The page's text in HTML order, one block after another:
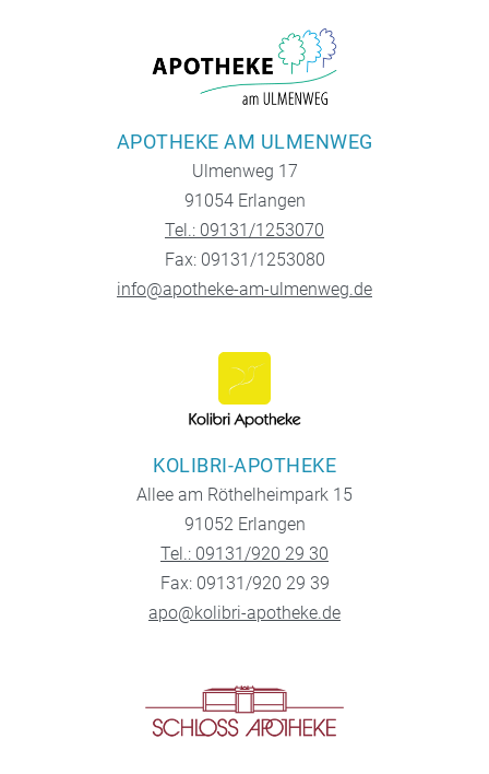
APOTHEKE AM ULMENWEG
Ulmenweg 17
91054 Erlangen
Tel.: 09131/1253070
Fax: 09131/1253080
info@apotheke-am-ulmenweg.de
KOLIBRI-APOTHEKE
Allee am Röthelheimpark 15
91052 Erlangen
Tel.: 09131/920 29 30
Fax: 09131/920 29 39
apo@kolibri-apotheke.de